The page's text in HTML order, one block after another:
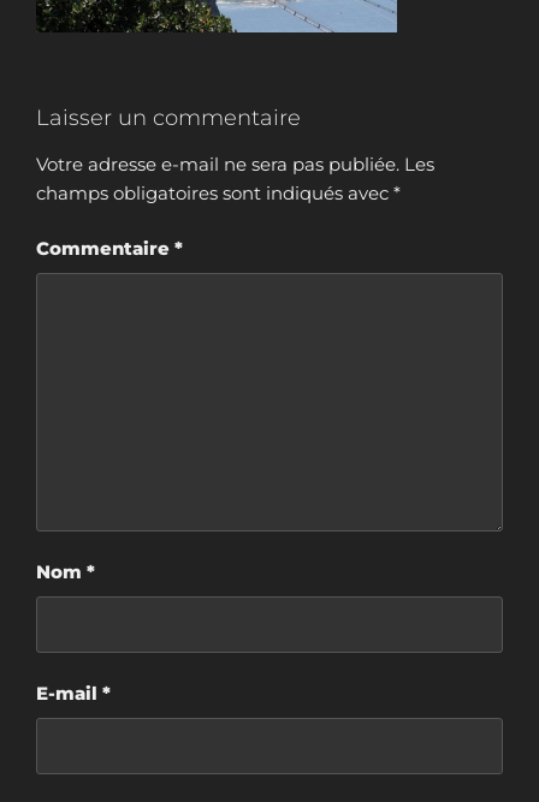
Laisser un commentaire
Votre adresse e-mail ne sera pas publiée. Les
champs obligatoires sont indiqués avec *
Commentaire *
Nom *
E-mail *